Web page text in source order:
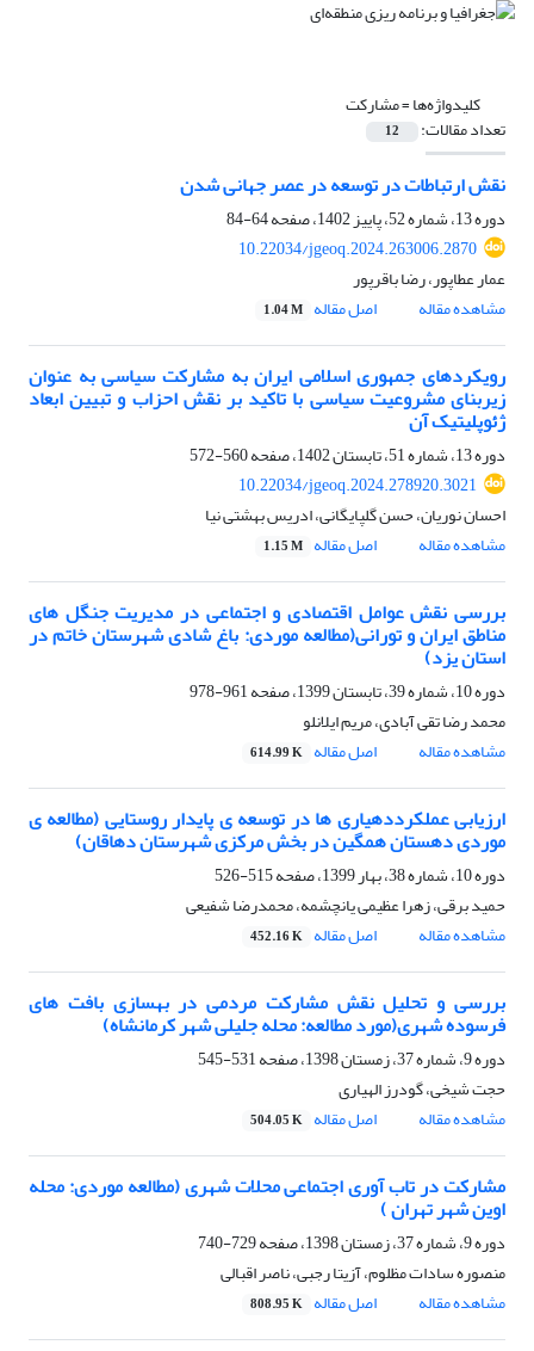
کلیدواژه‌ها =مشارکت
تعداد مقالات: 12
نقش ارتباطات در توسعه در عصر جهانی شدن
دوره 13، شماره 52، پاییز 1402، صفحه
64-84
10.22034/jgeoq.2024.263006.2870
عمار عطاپور، رضا باقرپور
مشاهده مقاله
اصل مقاله 1.04 M
رویکردهای جمهوری اسلامی ایران به مشارکت سیاسی به عنوان
زیربنای مشروعیت سیاسی با تاکید بر نقش احزاب و تبیین ابعاد
ژئوپلیتیک آن
دوره 13، شماره 51، تابستان 1402، صفحه
560-572
10.22034/jgeoq.2024.278920.3021
احسان نوریان، حسن گلپایگانی، ادریس بهشتی نیا
مشاهده مقاله
اصل مقاله 1.15 M
بررسی نقش عوامل اقتصادی و اجتماعی در مدیریت جنگل های
مناطق ایران و تورانی(مطالعه موردی: باغ شادی شهرستان خاتم در
استان یزد)
دوره 10، شماره 39، تابستان 1399، صفحه
961-978
محمد رضا تقی آبادی، مریم ایلانلو
مشاهده مقاله
اصل مقاله 614.99 K
ارزیابی عملکرددهیاری ها در توسعه ی پایدار روستایی (مطالعه ی
موردی دهستان همگین در بخش مرکزی شهرستان دهاقان)
دوره 10، شماره 38، بهار 1399، صفحه
515-526
حمید برقی، زهرا عظیمی یانچشمه، محمدرضا شفیعی
مشاهده مقاله
اصل مقاله 452.16 K
بررسی و تحلیل نقش مشارکت مردمی در بهسازی بافت های
فرسوده شهری(مورد مطالعه: محله جلیلی شهر کرمانشاه)
دوره 9، شماره 37، زمستان 1398، صفحه
531-545
حجت شیخی، گودرز الهیاری
مشاهده مقاله
اصل مقاله 504.05 K
مشارکت در تاب آوری اجتماعی محلات شهری (مطالعه موردی: محله
اوین شهر تهران )
دوره 9، شماره 37، زمستان 1398، صفحه
729-740
منصوره سادات مظلوم، آزیتا رجبی، ناصر اقبالی
مشاهده مقاله
اصل مقاله 808.95 K